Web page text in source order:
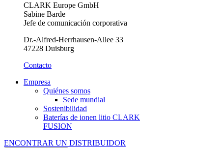
CLARK Europe GmbH
Sabine Barde
Jefe de comunicación corporativa
Dr.-Alfred-Herrhausen-Allee 33
47228 Duisburg
Contacto
Empresa
Quiénes somos
Sede mundial
Sostenibilidad
Baterías de ionen litio CLARK
FUSION
ENCONTRAR UN DISTRIBUIDOR